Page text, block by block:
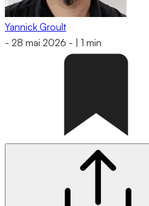
Yannick Groult
- 28 mai 2026 - 1 min